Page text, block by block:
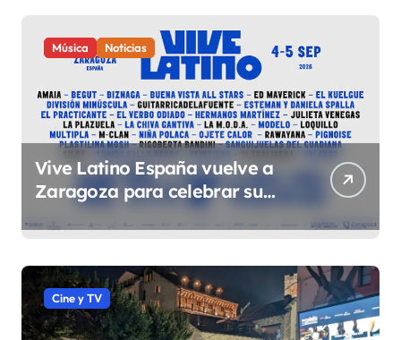
Música Noticias
Vive Latino España vuelve a
Zaragoza para celebrar su
quinta edición el 4 y 5 de
septiembre en el Espacio
Expo
Cine y TV